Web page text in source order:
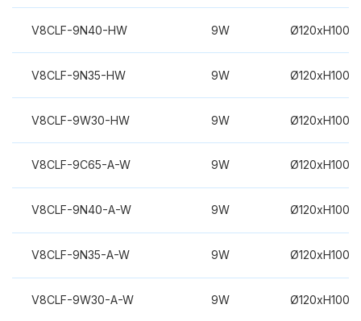
V8CLF-9N40-HW 9W
V8CLF-9N35-HW 9W
V8CLF-9W30-HW 9W
V8CLF-9C65-A-W 9W
V8CLF-9N40-A-W 9W
V8CLF-9N35-A-W 9W
V8CLF-9W30-A-W 9W